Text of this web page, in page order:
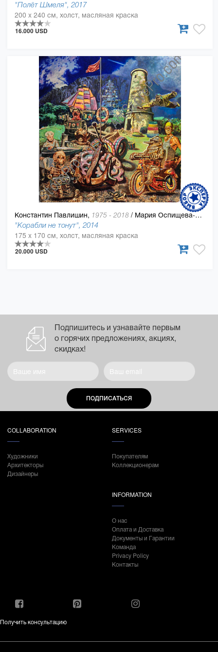
"Полёт Шмеля", 2017
200 x 240 см, холст, масляная краска
16.000 USD
Константин Павлишин, 1975 - 2018 / Мария Оспищева-Павлишин
"Корабли не тонут", 2014
175 x 170 см, холст, масляная краска
20.000 USD
Подпишитесь и узнавайте первым
о горячих предложениях, акциях,
скидках!
ПОДПИСАТЬСЯ
COLLABORATION
Художники
Архитекторы
Дизайнеры
SERVICES
Покупателям
Коллекционерам
INFORMATION
О нас
Оплата и Доставка
Документы и Гарантии
Команда
Privacy Policy
Контакты
Получить консультацию